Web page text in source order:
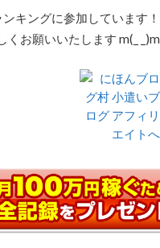
キングに参加しています！
くお願いいたします m(_ _)m